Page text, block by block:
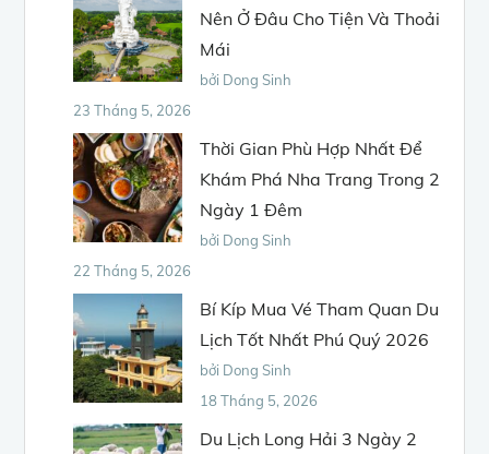
Nên Ở Đâu Cho Tiện Và Thoải
Mái
bởi Dong Sinh
23 Tháng 5, 2026
Thời Gian Phù Hợp Nhất Để
Khám Phá Nha Trang Trong 2
Ngày 1 Đêm
bởi Dong Sinh
22 Tháng 5, 2026
Bí Kíp Mua Vé Tham Quan Du
Lịch Tốt Nhất Phú Quý 2026
bởi Dong Sinh
18 Tháng 5, 2026
Du Lịch Long Hải 3 Ngày 2